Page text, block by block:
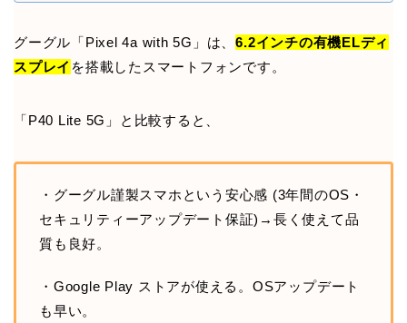
グーグル「Pixel 4a with 5G」は、6.2インチの有機ELディ
スプレイ を搭載したスマートフォンです。
「P40 Lite 5G」と比較すると、
・グーグル謹製スマホという安心感 (3年間のOS・
セキュリティーアップデート保証)→長く使えて品
質も良好。
・Google Play ストアが使える。OSアップデート
も早い。